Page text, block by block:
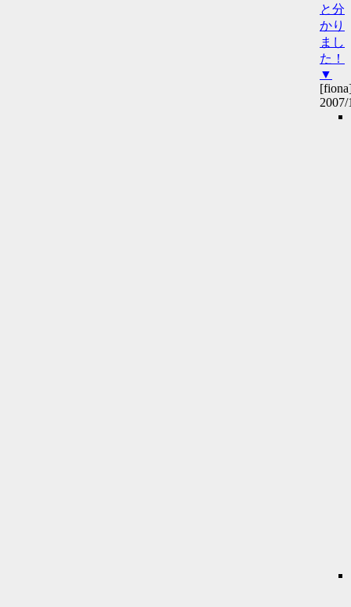
と分
かり
まし
た！
▼